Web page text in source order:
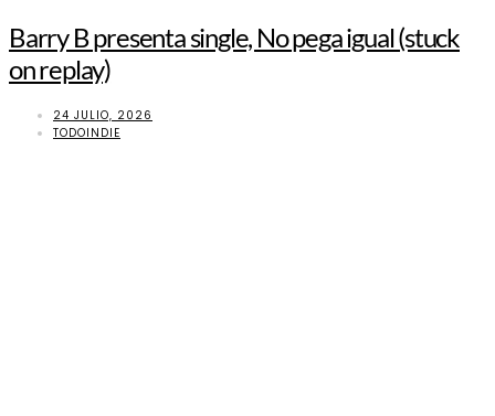
Barry B presenta single, No pega igual (stuck
on replay)
24 JULIO, 2026
TODOINDIE